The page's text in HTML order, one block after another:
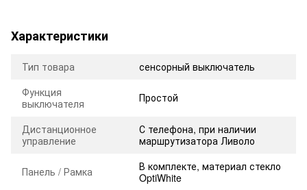
Характеристики
Тип товара
сенсорный выключатель
Функция
выключателя
Простой
Дистанционное
управление
С телефона, при наличии
маршрутизатора Ливоло
Панель / Рамка
В комплекте, материал стекло
OptiWhite